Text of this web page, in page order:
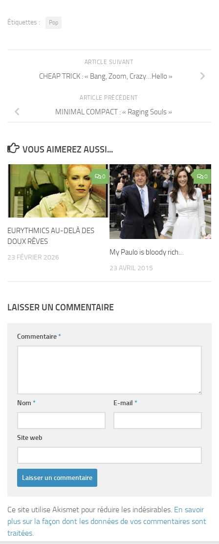
Étiquettes : Pop
ARTICLE SUIVANT
CHEAP TRICK : « Bang, Zoom, Crazy…Hello »
ARTICLE PRÉCÉDENT
MINIMAL COMPACT : « Raging Souls »
VOUS AIMEREZ AUSSI...
0
EURYTHMICS AU-DELÀ DES
DOUX RÊVES
23 FÉVRIER 2026
0
My Paulo is bloody rich…
23 AVRIL 2015
LAISSER UN COMMENTAIRE
Commentaire*
Nom * E-mail *
Site web
Ce site utilise Akismet pour réduire les indésirables. En savoir
plus sur la façon dont les données de vos commentaires sont
traitées.